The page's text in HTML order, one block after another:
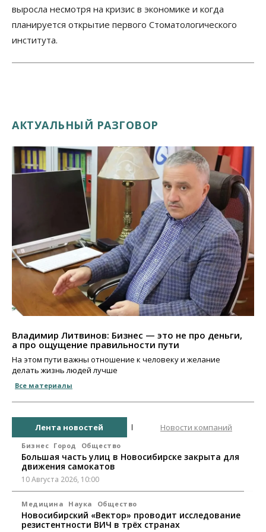
выросла несмотря на кризис в экономике и когда
планируется открытие первого Стоматологического
института.
АКТУАЛЬНЫЙ РАЗГОВОР
Владимир Литвинов: Бизнес — это не про деньги,
а про ощущение правильности пути
На этом пути важны отношение к человеку и желание
делать жизнь людей лучше
Все материалы
Лента новостей Новости компаний
Бизнес Город Общество
Большая часть улиц в Новосибирске закрыта для
движения самокатов
10 Августа 2026, 10:00
Медицина Наука Общество
Новосибирский «Вектор» проводит исследование
резистентности ВИЧ в трёх странах